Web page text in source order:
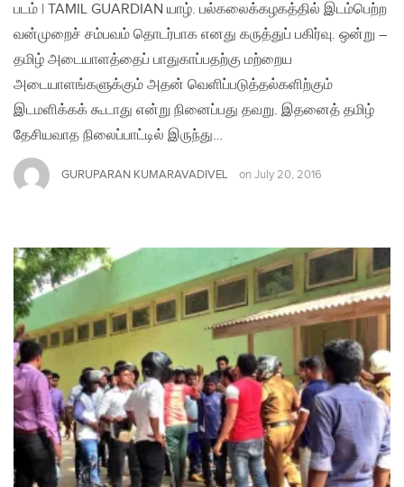
படம் | TAMIL GUARDIAN யாழ். பல்கலைக்கழகத்தில் இடம்பெற்ற
வன்முறைச் சம்பவம் தொடர்பாக எனது கருத்துப் பகிர்வு. ஒன்று –
தமிழ் அடையாளத்தைப் பாதுகாப்பதற்கு மற்றைய
அடையாளங்களுக்கும் அதன் வெளிப்படுத்தல்களிற்கும்
இடமளிக்கக் கூடாது என்று நினைப்பது தவறு. இதனைத் தமிழ்
தேசியவாத நிலைப்பாட்டில் இருந்து…
GURUPARAN KUMARAVADIVEL on July 20, 2016